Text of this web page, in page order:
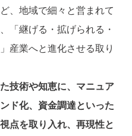
、地域で細々と営まれて
「継げる・拡げられる・
産業へと進化させる取り
技術や知恵に、マニュア
ド化、資金調達といった
点を取り入れ、再現性と